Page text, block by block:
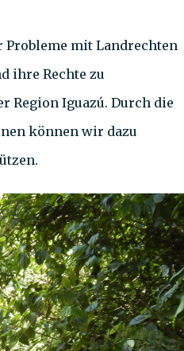
Probleme mit Landrechten
ihre Rechte zu
Region Iguazú. Durch die
können wir dazu